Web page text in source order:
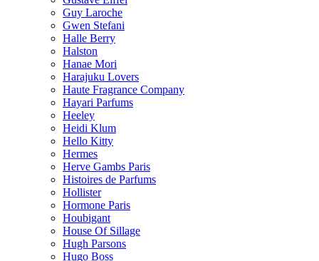
Guy Laroche
Gwen Stefani
Halle Berry
Halston
Hanae Mori
Harajuku Lovers
Haute Fragrance Company
Hayari Parfums
Heeley
Heidi Klum
Hello Kitty
Hermes
Herve Gambs Paris
Histoires de Parfums
Hollister
Hormone Paris
Houbigant
House Of Sillage
Hugh Parsons
Hugo Boss